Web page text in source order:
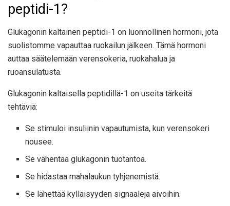
peptidi-1?
Glukagonin kaltainen peptidi-1 on luonnollinen hormoni, jota
suolistomme vapauttaa ruokailun jälkeen. Tämä hormoni
auttaa säätelemään verensokeria, ruokahalua ja
ruoansulatusta.
Glukagonin kaltaisella peptidillä-1 on useita tärkeitä
tehtäviä:
Se stimuloi insuliinin vapautumista, kun verensokeri
nousee.
Se vähentää glukagonin tuotantoa.
Se hidastaa mahalaukun tyhjenemistä.
Se lähettää kylläisyyden signaaleja aivoihin.